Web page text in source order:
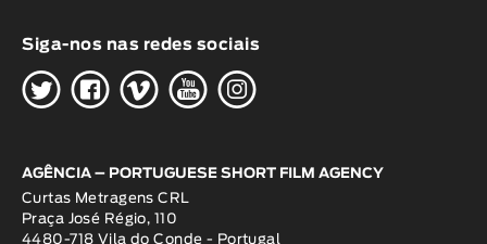
Siga-nos nas redes sociais
HGWOK
AGÊNCIA – PORTUGUESE SHORT FILM AGENCY
Curtas Metragens CRL
Praça José Régio, 110
4480-718 Vila do Conde - Portugal